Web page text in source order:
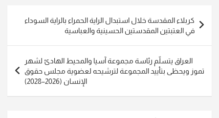
المقالات
كربلاء المقدسة خلال استبدال الراية الحمراء بالراية السوداء
في العتبتين المقدستين الحسينية والعباسية
العراق يتسلّم رئاسة مجموعة آسيا والمحيط الهادئ لشهر
تموز ويحظى بتأييد المجموعة لترشيحه لعضوية مجلس حقوق
الإنسان (2026–2028)